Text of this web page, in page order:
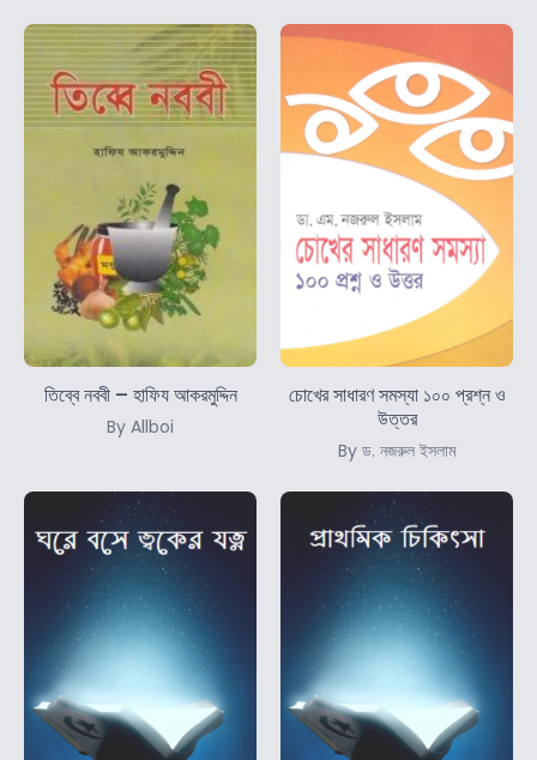
তিব্বে নববী – হাফিয আকরমুদ্দিন
By Allboi
চোখের সাধারণ সমস্যা ১০০ প্রশ্ন ও
উত্তর
By ড. নজরুল ইসলাম